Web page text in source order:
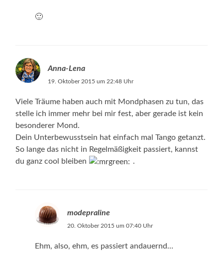
🙂
Anna-Lena
19. Oktober 2015 um 22:48 Uhr
Viele Träume haben auch mit Mondphasen zu tun, das
stelle ich immer mehr bei mir fest, aber gerade ist kein
besonderer Mond.
Dein Unterbewusstsein hat einfach mal Tango getanzt.
So lange das nicht in Regelmäßigkeit passiert, kannst
du ganz cool bleiben
.
modepraline
20. Oktober 2015 um 07:40 Uhr
Ehm, also, ehm, es passiert andauernd…